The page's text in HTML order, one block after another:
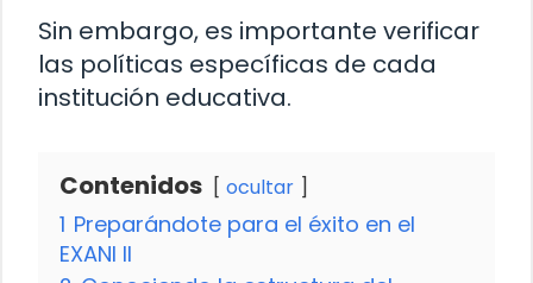
Sin embargo, es importante verificar
las políticas específicas de cada
institución educativa.
Contenidos ocultar
1 Preparándote para el éxito en el
EXANI II